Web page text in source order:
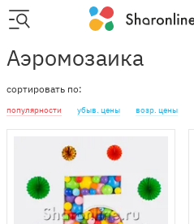
Аэромозаика
сортировать по:
популярности убыв. цены возр. цены